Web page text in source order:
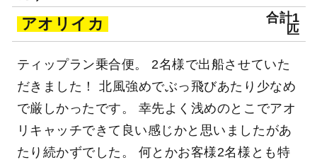
アオリイカ
合計1
匹
ティップラン乗合便。 2名様で出船させていた
だきました！ 北風強めでぶっ飛びあたり少なめ
で厳しかったです。 幸先よく浅めのとこでアオ
リキャッチできて良い感じかと思いましたがあ
たり続かずでした。 何とかお客様2名様とも特